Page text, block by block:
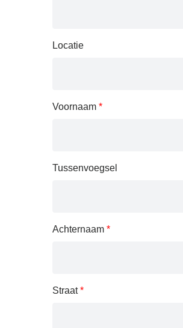
Locatie
Voornaam *
Tussenvoegsel
Achternaam *
Straat*